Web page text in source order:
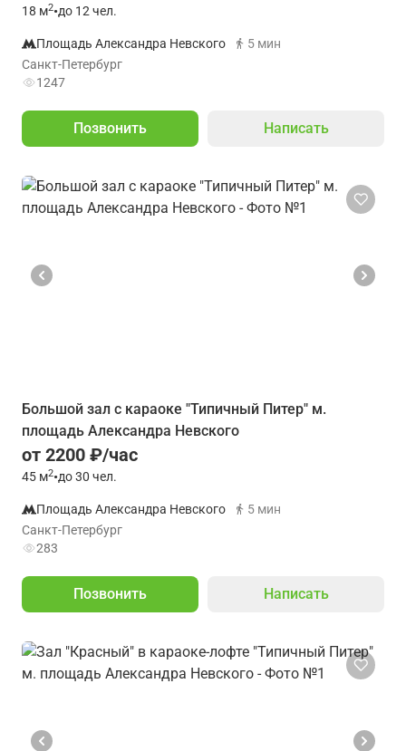
18 м2•до 12 чел.
Площадь Александра Невского
5 мин
Санкт-Петербург
1247
Позвонить Написать
Большой зал с караоке "Типичный Питер" м.
площадь Александра Невского
от 2200 ₽/час
45 м2•до 30 чел.
Площадь Александра Невского
5 мин
Санкт-Петербург
283
Позвонить Написать